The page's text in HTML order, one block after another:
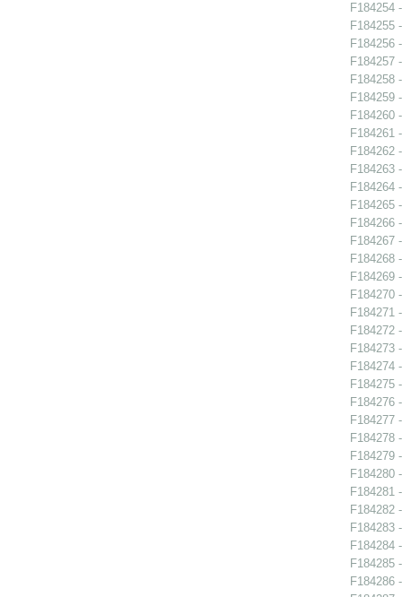
F184254
F184255
F184256
F184257
F184258
F184259
F184260
F184261
F184262
F184263
F184264
F184265
F184266
F184267
F184268
F184269
F184270
F184271
F184272
F184273
F184274
F184275
F184276
F184277
F184278
F184279
F184280
F184281
F184282
F184283
F184284
F184285
F184286